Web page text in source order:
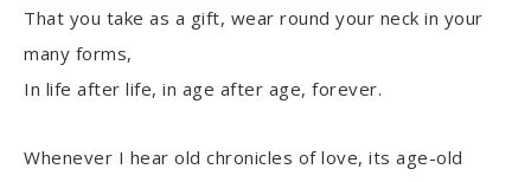
That you take as a gift, wear round your neck in your
many forms,
In life after life, in age after age, forever.
Whenever I hear old chronicles of love, its age-old